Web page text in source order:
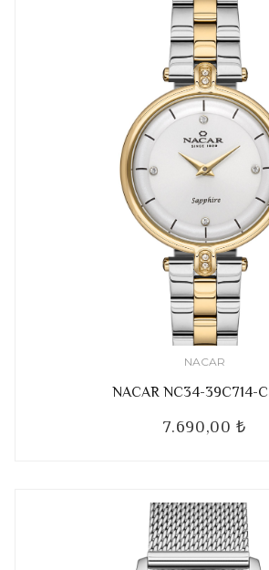
NACAR
NACAR NC34-39C714-
7.690,00 ₺